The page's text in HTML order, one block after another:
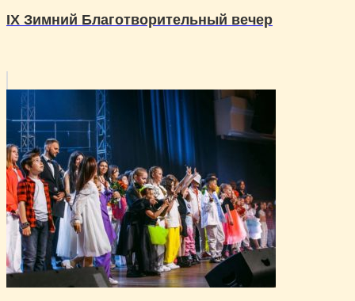
IX Зимний Благотворительный вечер